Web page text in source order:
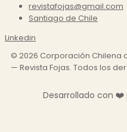
revistafojas@gmail.com
Santiago de Chile
Linkedin
© 2026 Corporación Chilena
— Revista Fojas. Todos los
Desarrollado con ❤️